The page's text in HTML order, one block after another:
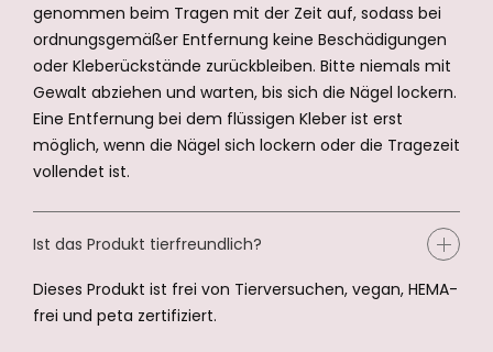
genommen beim Tragen mit der Zeit auf, sodass bei
ordnungsgemäßer Entfernung keine Beschädigungen
oder Kleberückstände zurückbleiben. Bitte niemals mit
Gewalt abziehen und warten, bis sich die Nägel lockern.
Eine Entfernung bei dem flüssigen Kleber ist erst
möglich, wenn die Nägel sich lockern oder die Tragezeit
vollendet ist.
Ist das Produkt tierfreundlich?
Dieses Produkt ist frei von Tierversuchen, vegan, HEMA-
frei und peta zertifiziert.